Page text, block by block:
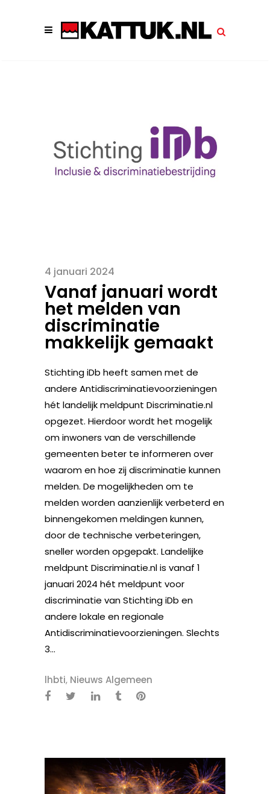
4 januari 2024
Vanaf januari wordt
het melden van
discriminatie
makkelijk gemaakt
Stichting iDb heeft samen met de
andere Antidiscriminatievoorzieningen
hét landelijk meldpunt Discriminatie.nl
opgezet. Hierdoor wordt het mogelijk
om inwoners van de verschillende
gemeenten beter te informeren over
waarom en hoe zij discriminatie kunnen
melden. De mogelijkheden om te
melden worden aanzienlijk verbeterd en
binnengekomen meldingen kunnen,
door de technische verbeteringen,
sneller worden opgepakt. Landelijke
meldpunt Discriminatie.nl is vanaf 1
januari 2024 hét meldpunt voor
discriminatie van Stichting iDb en
andere lokale en regionale
Antidiscriminatievoorzieningen. Slechts
3...
lhbti, Nieuws Algemeen